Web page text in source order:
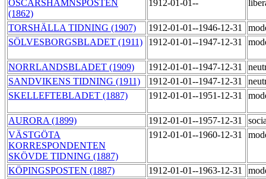
OSCARSHAMNSPOSTEN
(1862)
1912-01-01--
TORSHÄLLA TIDNING (1907) 1912-01-01--1946-12-31
SÖLVESBORGSBLADET (1911)
1912-01-01--1947-12-31
NORRLANDSBLADET (1909) 1912-01-01--1947-12-31
SANDVIKENS TIDNING (1911)
1912-01-01--1947-12-31
SKELLEFTEBLADET (1887)
1912-01-01--1951-12-31
AURORA (1899) 1912-01-01--1957-12-31
VÄSTGÖTA
KORRESPONDENTEN
SKÖVDE TIDNING (1887)
1912-01-01--1960-12-31
KÖPINGSPOSTEN (1887) 1912-01-01--1963-12-31